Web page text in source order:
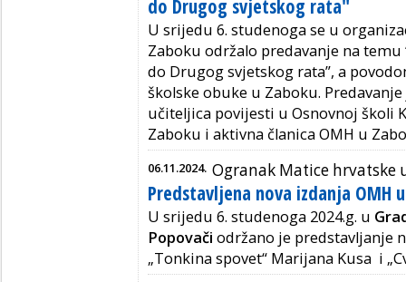
do Drugog svjetskog rata"
U srijedu 6. studenoga se u
Zaboku održalo predavanje na temu
do Drugog svjetskog rata”, a
školske obuke u Zaboku.
učiteljica povijesti u Osnovnoj školi
Zaboku i aktivna članica OMH u
06.11.2024. Ogranak Matice hrvatske
Predstavljena nova izdanja OMH
U srijedu 6. studenoga 2024.g. u
Popovači održano je predstavljanje
„Tonkina spovet“ Marijana Kusa i